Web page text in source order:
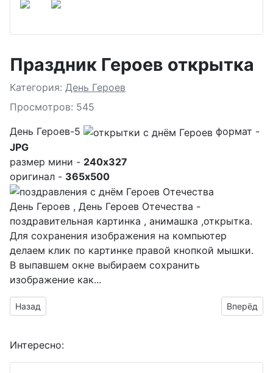
Праздник Героев открытка
Подробности
Категория: День Героев
Просмотров: 545
День Героев-5
формат -
JPG
размер мини - 240x327
оригинал - 365x500
День Героев , День Героев Отечества -
поздравительная картинка , анимашка ,открытка.
Для сохранения изображения на компьютер
делаем клик по картинке правой кнопкой мышки.
В выпавшем окне выбираем сохранить
изображение как...
Предыдущий материал: анимашка день Героев
Назад Вперёд
Интересно: